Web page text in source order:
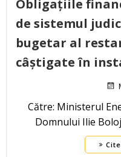
Obligațiile
de sistemul
bugetar al
câștigate în
Către: Ministerul
Domnului Ilie